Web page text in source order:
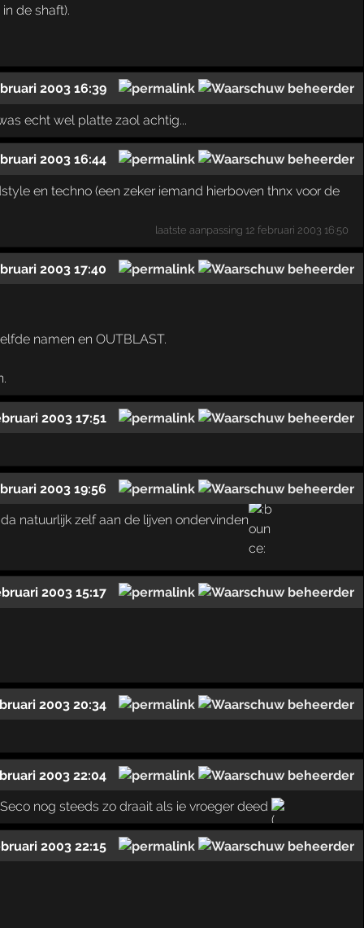
de shaft).
2003 16:39
echt wel platte zaol achtig...
2003 16:44
en techno (een zeker iemand hierboven thnx voor de
laatste aanpassing 12 februari 2003 16:50
2003 17:40
namen en OUTBLAST.
2003 17:51
2003 19:56
natuurlijk zelf aan de lijven ondervinden
2003 15:17
2003 20:34
2003 22:04
nog steeds zo draait als ie vroeger deed .
2003 22:15